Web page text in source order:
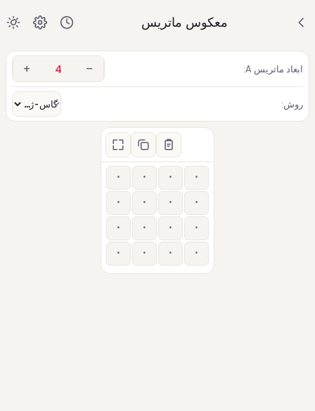
معکوس ماتریس
ابعاد ماتریس A: −
+
روش: